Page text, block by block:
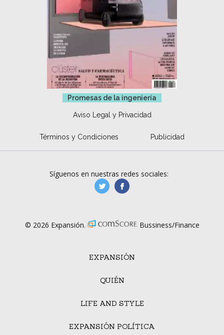
Promesas de la ingeniería
Aviso Legal y Privacidad
Términos y Condiciones Publicidad
EXPANSIÓN
QUIÉN
LIFE AND STYLE
EXPANSIÓN POLÍTICA
Síguenos en nuestras redes sociales:
manufacturaGE
© 2026 Expansión. Bussiness/Finance